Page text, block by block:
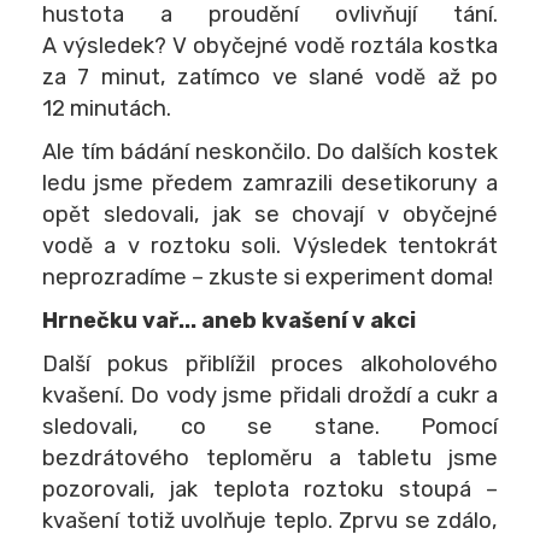
hustota a proudění ovlivňují tání.
A výsledek? V obyčejné vodě roztála kostka
za 7 minut, zatímco ve slané vodě až po
12 minutách.
Ale tím bádání neskončilo. Do dalších kostek
ledu jsme předem zamrazili desetikoruny a
opět sledovali, jak se chovají v obyčejné
vodě a v roztoku soli. Výsledek tentokrát
neprozradíme – zkuste si experiment doma!
Hrnečku vař... aneb kvašení v akci
Další pokus přiblížil proces alkoholového
kvašení. Do vody jsme přidali droždí a cukr a
sledovali, co se stane. Pomocí
bezdrátového teploměru a tabletu jsme
pozorovali, jak teplota roztoku stoupá –
kvašení totiž uvolňuje teplo. Zprvu se zdálo,